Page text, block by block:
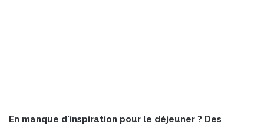
En manque d'inspiration pour le déjeuner ? Des